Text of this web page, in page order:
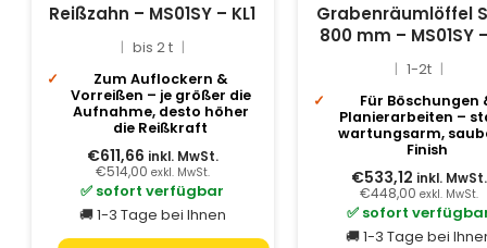
Reißzahn – MS01SY – KL1
bis 2 t
Zum Auflockern &
Vorreißen – je größer die
Aufnahme, desto höher
die Reißkraft
€611,66 inkl. MwSt.
€514,00 exkl. MwSt.
✅ sofort verfügbar
🚚 1-3 Tage bei Ihnen
Grabenräumlöffel
800 mm – MS01SY
1-2t
Für Böschungen
Planierarbeiten –
wartungsarm,
Finish
€533,12 inkl. MwSt.
€448,00 exkl. MwSt.
✅ sofort
🚚 1-3 Tage bei